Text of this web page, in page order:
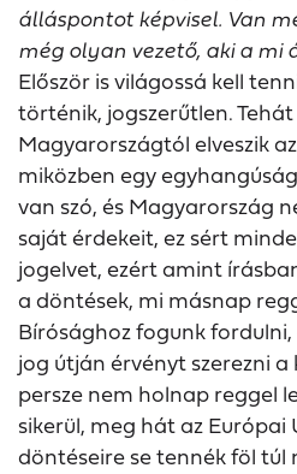
álláspontot képvisel. Van
még olyan vezető, aki a mi
Először is világossá kell
történik, jogszerűtlen.
Magyarországtól elveszik
miközben egy
van szó, és Magyarország
saját érdekeit, ez sért
jogelvet, ezért amint
a döntések, mi másnap
Bírósághoz fogunk
jog útján érvényt szerezni a
persze nem holnap reggel
sikerül, meg hát az
döntéseire se tennék föl túl